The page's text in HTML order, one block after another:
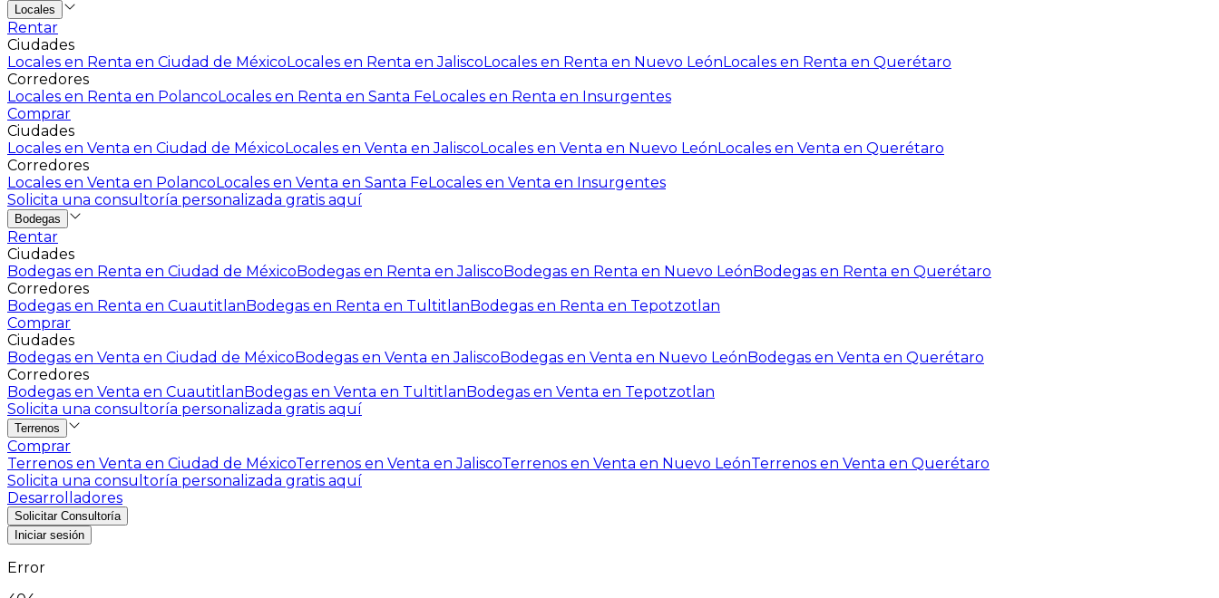
Locales
Rentar
Ciudades
Locales en Renta en Ciudad de MéxicoLocales en Renta en JaliscoLocales en Renta en Nuevo LeónLocales en Renta en Querétaro
Corredores
Locales en Renta en PolancoLocales en Renta en Santa FeLocales en Renta en Insurgentes
Comprar
Ciudades
Locales en Venta en Ciudad de MéxicoLocales en Venta en JaliscoLocales en Venta en Nuevo LeónLocales en Venta en Querétaro
Corredores
Locales en Venta en PolancoLocales en Venta en Santa FeLocales en Venta en Insurgentes
Solicita una consultoría personalizada gratis aquí
Bodegas
Rentar
Ciudades
Bodegas en Renta en Ciudad de MéxicoBodegas en Renta en JaliscoBodegas en Renta en Nuevo LeónBodegas en Renta en Querétaro
Corredores
Bodegas en Renta en CuautitlanBodegas en Renta en TultitlanBodegas en Renta en Tepotzotlan
Comprar
Ciudades
Bodegas en Venta en Ciudad de MéxicoBodegas en Venta en JaliscoBodegas en Venta en Nuevo LeónBodegas en Venta en Querétaro
Corredores
Bodegas en Venta en CuautitlanBodegas en Venta en TultitlanBodegas en Venta en Tepotzotlan
Solicita una consultoría personalizada gratis aquí
Terrenos
Comprar
Terrenos en Venta en Ciudad de MéxicoTerrenos en Venta en JaliscoTerrenos en Venta en Nuevo LeónTerrenos en Venta en Querétaro
Solicita una consultoría personalizada gratis aquí
Desarrolladores
Solicitar Consultoría
Iniciar sesión
Error